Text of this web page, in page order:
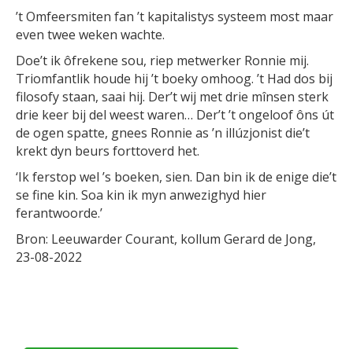
’t Omfeersmiten fan ’t kapitalistys systeem most maar
even twee weken wachte.
Doe’t ik ôfrekene sou, riep metwerker Ronnie mij.
Triomfantlik houde hij ’t boeky omhoog. ’t Had dos bij
filosofy staan, saai hij. Der’t wij met drie mînsen sterk
drie keer bij del weest waren… Der’t ’t ongeloof ôns út
de ogen spatte, gnees Ronnie as ’n illúzjonist die’t
krekt dyn beurs forttoverd het.
‘Ik ferstop wel ’s boeken, sien. Dan bin ik de enige die’t
se fine kin. Soa kin ik myn anwezighyd hier
ferantwoorde.’
Bron: Leeuwarder Courant, kollum Gerard de Jong,
23-08-2022